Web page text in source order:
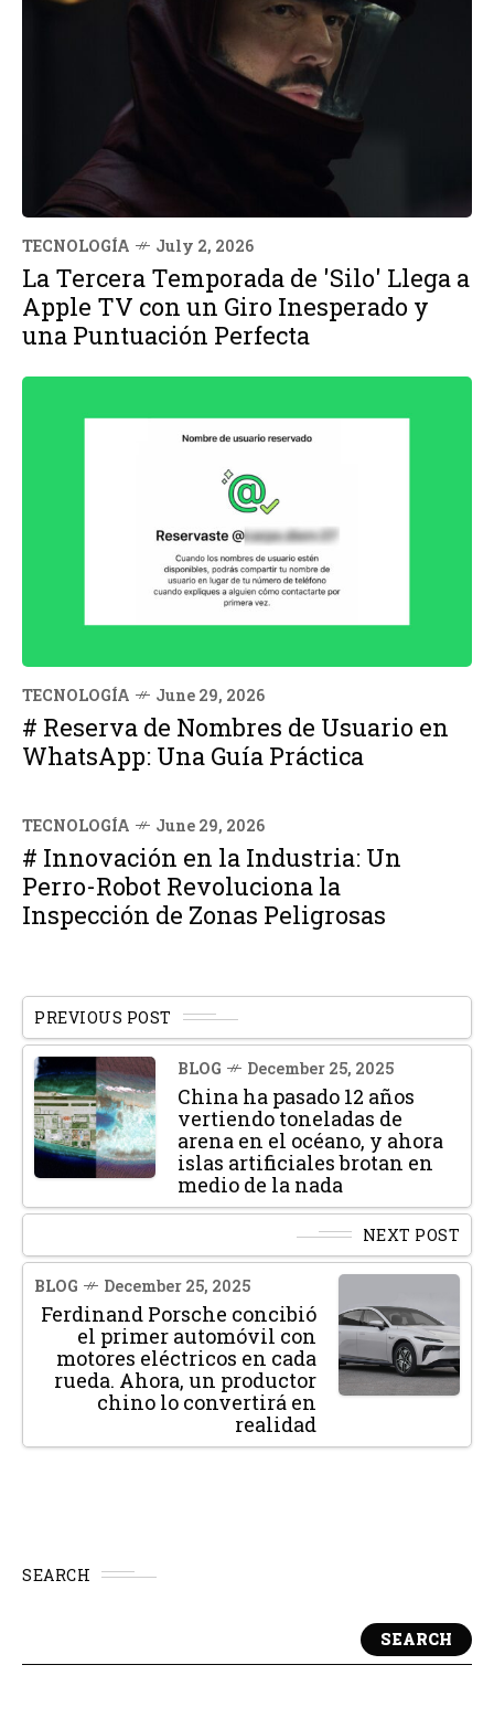
TECNOLOGÍA July 2, 2026
La Tercera Temporada de 'Silo' Llega a
Apple TV con un Giro Inesperado y
una Puntuación Perfecta
TECNOLOGÍA June 29, 2026
# Reserva de Nombres de Usuario en
WhatsApp: Una Guía Práctica
TECNOLOGÍA June 29, 2026
# Innovación en la Industria: Un
Perro-Robot Revoluciona la
Inspección de Zonas Peligrosas
PREVIOUS POST
BLOG December 25, 2025
China ha pasado 12 años
vertiendo toneladas de
arena en el océano, y ahora
islas artificiales brotan en
medio de la nada
NEXT POST
BLOG December 25, 2025
Ferdinand Porsche concibió
el primer automóvil con
motores eléctricos en cada
rueda. Ahora, un productor
chino lo convertirá en
realidad
SEARCH
SEARCH